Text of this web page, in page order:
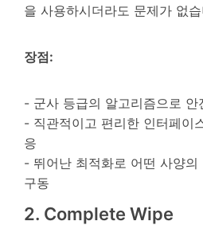
을 사용하시더라도 문제가 없
장점:
- 군사 등급의 알고리즘으로 안
- 직관적이고 편리한 인터페이
응
- 뛰어난 최적화로 어떤 사양의
구동
2. Complete Wipe